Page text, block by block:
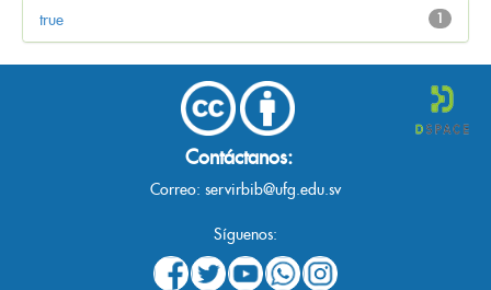
1
true
Contáctanos:
Correo: servirbib@ufg.edu.sv
Síguenos: